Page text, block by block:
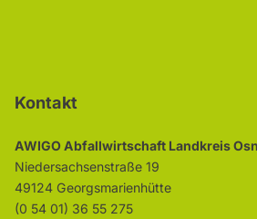
Kontakt
AWIGO Abfallwirtschaft Landkreis
Niedersachsenstraße 19
49124 Georgsmarienhütte
(0 54 01) 36 55 275